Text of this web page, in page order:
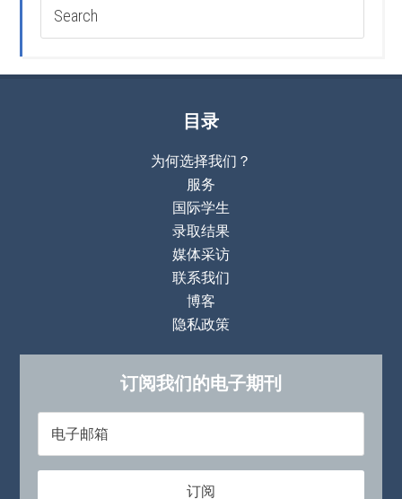
目录
为何选择我们？
服务
国际学生
录取结果
媒体采访
联系我们
博客
隐私政策
订阅我们的电子期刊